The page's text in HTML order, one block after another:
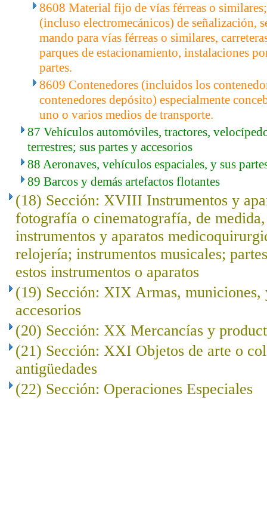
8608 Material fijo de vías férreas o
(incluso electromecánicos) de señalización,
mando para vías férreas o similares,
parques de estacionamiento, instalaciones
partes.
8609 Contenedores (incluidos los
contenedores depósito) especialmente
uno o varios medios de transporte.
87 Vehículos automóviles, tractores,
terrestres; sus partes y accesorios
88 Aeronaves, vehículos espaciales, y sus
89 Barcos y demás artefactos flotantes
(18) Sección: XVIII Instrumentos y
fotografía o cinematografía, de
instrumentos y aparatos
relojería; instrumentos musicales;
estos instrumentos o aparatos
(19) Sección: XIX Armas, municiones,
accesorios
(20) Sección: XX Mercancías y
(21) Sección: XXI Objetos de arte o
antigüedades
(22) Sección: Operaciones Especiales